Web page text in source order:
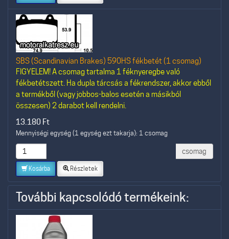
SBS (Scandinavian Brakes) 590HS fékbetét (1 csomag)
FIGYELEM! A csomag tartalma 1 féknyeregbe való
fékbetétszett. Ha dupla tárcsás a fékrendszer, akkor ebből
a termékből (vagy jobbos-balos esetén a másikból
összesen) 2 darabot kell rendelni.
13.180 Ft
Mennyiségi egység (1 egység ezt takarja): 1 csomag
csomag
Kosárba Részletek
További kapcsolódó termékeink: